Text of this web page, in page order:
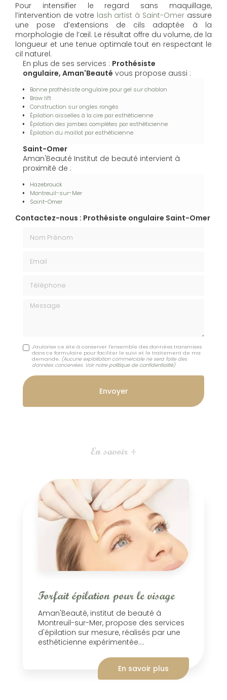
Pour intensifier le regard sans maquillage,
l’intervention de votre lash artist à Saint-Omer assure
une pose d’extensions de cils adaptée à la
morphologie de l’œil. Le résultat offre du volume, de la
longueur et une tenue optimale tout en respectant le
cil naturel.
En plus de ses services : Prothésiste
ongulaire, Aman'Beauté vous propose aussi :
Bonne prothésiste ongulaire pour gel sur chablon
Brow lift
Construction sur ongles rongés
Épilation aisselles à la cire par esthéticienne
Épilation des jambes complètes par esthéticienne
Épilation du maillot par esthéticienne
Saint-Omer
Aman'Beauté Institut de beauté intervient à
proximité de :
Hazebrouck
Montreuil-sur-Mer
Saint-Omer
Contactez-nous : Prothésiste ongulaire Saint-Omer
Message
J'autorise ce site à conserver l'ensemble des données transmises
dans ce formulaire pour faciliter le suivi et le traitement de ma
demande. (Aucune exploitation commerciale ne sera faite des
données concervées. Voir notre politique de confidentialité)
En savoir +
Forfait épilation pour le visage
Aman'Beauté, institut de beauté à
Montreuil-sur-Mer, propose des services
d'épilation sur mesure, réalisés par une
esthéticienne expérimentée....
En savoir plus